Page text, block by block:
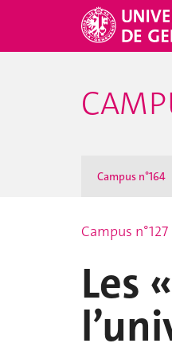
Campus n°164
Campus n°127
Les